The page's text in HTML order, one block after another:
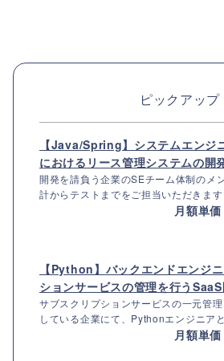
ピックアップ
【Java/Spring】システムエンジ
におけるリース管理システムの開
開発を請負う企業のSEチーム体制のメ
計からテストまでをご担当いただきま
月額単
【Python】バックエンドエンジ
ションサービスの管理を行う
サブスクリプションサービスの一元管
している企業にて、Pythonエンジニア
月額単